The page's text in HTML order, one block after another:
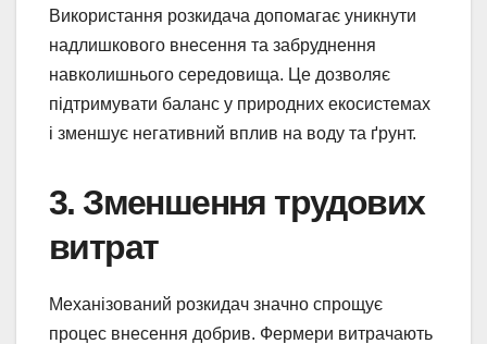
Використання розкидача допомагає уникнути
надлишкового внесення та забруднення
навколишнього середовища. Це дозволяє
підтримувати баланс у природних екосистемах
і зменшує негативний вплив на воду та ґрунт.
3. Зменшення трудових
витрат
Механізований розкидач значно спрощує
процес внесення добрив. Фермери витрачають